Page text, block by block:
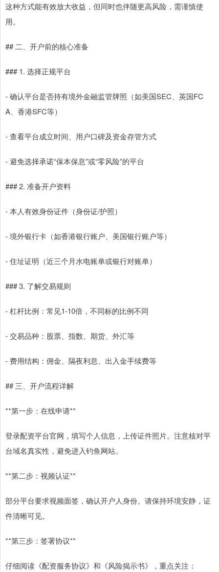
这种方式能有效放大收益，但同时也伴随更高风险，需谨慎使
用。
## 二、开户前的核心准备
### 1. 选择正规平台
- 确认平台是否持有境外金融监管牌照（如美国SEC、英国FC
A、香港SFC等）
- 查看平台成立时间、用户口碑及资金存管方式
- 避免选择承诺“保本保息”或“零风险”的平台
### 2. 准备开户资料
- 本人有效身份证件（身份证/护照）
- 境外银行卡（如香港银行账户、美国银行账户等）
- 住址证明（近三个月水电账单或银行对账单）
### 3. 了解交易规则
- 杠杆比例：常见1-10倍，不同标的比例不同
- 交易品种：股票、指数、期货、外汇等
- 费用结构：佣金、隔夜利息、出入金手续费等
## 三、开户流程详解
**第一步：在线申请**
登录配资平台官网，填写个人信息，上传证件照片。注意核对平
台域名真实性，避免进入钓鱼网站。
**第二步：视频认证**
部分平台要求视频面签，确认开户人身份。请保持环境安静，证
件清晰可见。
**第三步：签署协议**
仔细阅读《配资服务协议》和《风险揭示书》，重点关注：